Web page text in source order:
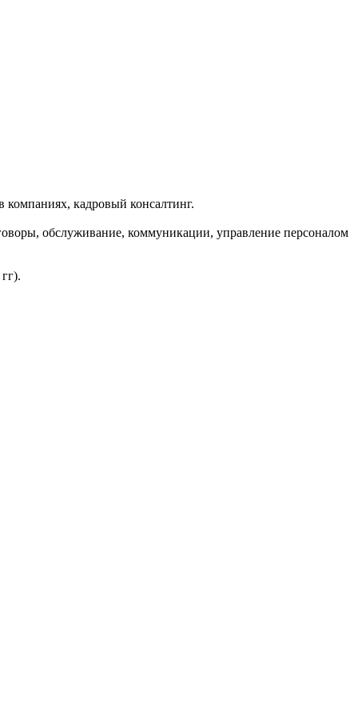
кадровый консалтинг.
обслуживание, коммуникации, управление персоналом